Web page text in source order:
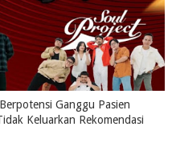
Ganggu Pasien
Keluarkan Rekomendasi